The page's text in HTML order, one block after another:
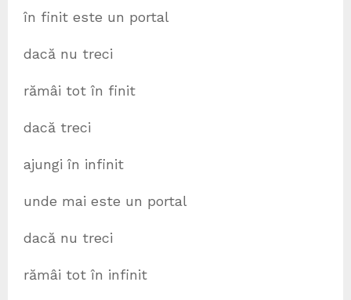
în finit este un portal
dacă nu treci
rămâi tot în finit
dacă treci
ajungi în infinit
unde mai este un portal
dacă nu treci
rămâi tot în infinit